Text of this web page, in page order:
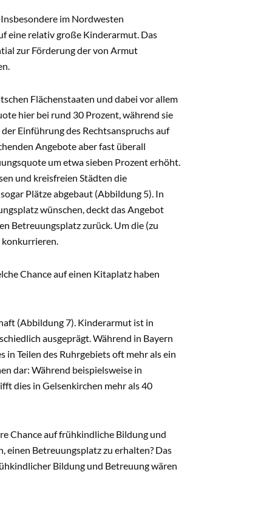
im Nordwesten
eine relativ große Kinderarmut. Das
zur Förderung der von Armut
Flächenstaaten und dabei vor allem
hier bei rund 30 Prozent, während sie
Einführung des Rechtsanspruchs auf
Angebote aber fast überall
um etwa sieben Prozent erhöht.
und kreisfreien Städten die
Plätze abgebaut (Abbildung 5). In
wünschen, deckt das Angebot
Betreuungsplatz zurück. Um die (zu
konkurrieren.
Chance auf einen Kitaplatz haben
(Abbildung 7). Kinderarmut ist in
ausgeprägt. Während in Bayern
Teilen des Ruhrgebiets oft mehr als ein
dar: Während beispielsweise in
dies in Gelsenkirchen mehr als 40
Chance auf frühkindliche Bildung und
einen Betreuungsplatz zu erhalten? Das
Bildung und Betreuung wären